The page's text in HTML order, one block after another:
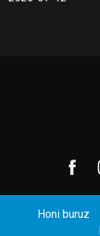
Honi buruz